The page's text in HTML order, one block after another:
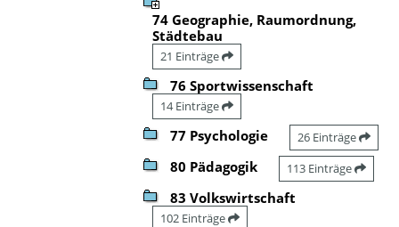
74 Geographie, Raumordnung,
Städtebau
21 Einträge
76 Sportwissenschaft
14 Einträge
77 Psychologie 26 Einträge
80 Pädagogik 113 Einträge
83 Volkswirtschaft
102 Einträge